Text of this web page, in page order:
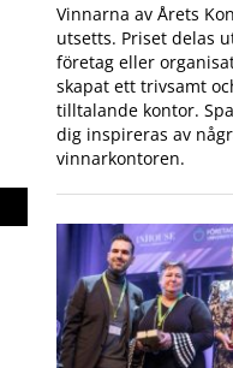
Vinnarna av Årets
utsetts. Priset delas
företag eller
skapat ett trivsamt
tilltalande kontor.
dig inspireras av
vinnarkontoren.